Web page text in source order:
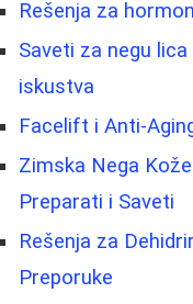
Rešenja za
Saveti za negu
iskustva
Facelift i Anti-
Zimska Nega
Preparati i Saveti
Rešenja za
Preporuke